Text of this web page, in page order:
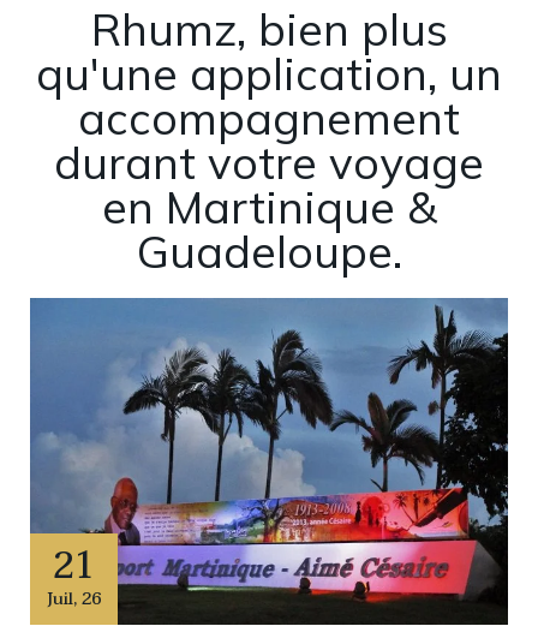
Rhumz, bien plus
qu'une application, un
accompagnement
durant votre voyage
en Martinique &
Guadeloupe.
21
Juil,26